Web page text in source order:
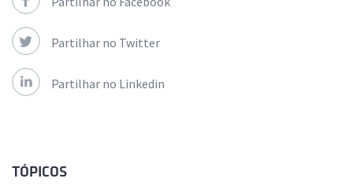
Partilhar no Twitter
Partilhar no Linkedin
TÓPICOS